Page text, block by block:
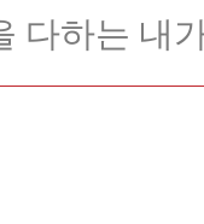
다하는 내